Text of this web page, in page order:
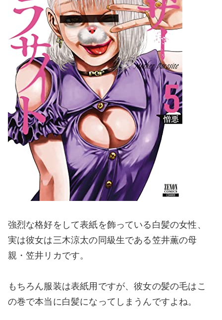
強烈な格好をして表紙を飾っている白髪の女性、
実は彼女は三木涼太の同級生である笠井薫の母
親・笠井リカです。
もちろん服装は表紙用ですが、彼女の髪の毛はこ
の巻で本当に白髪になってしまうんですよね。